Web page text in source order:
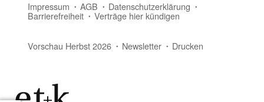
Impressum AGB Datenschutzerklärung
Barrierefreiheit Verträge hier kündigen
Vorschau Herbst 2026 Newsletter Drucken